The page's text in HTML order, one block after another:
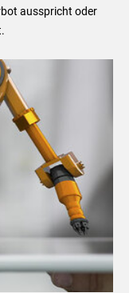
ausspricht oder